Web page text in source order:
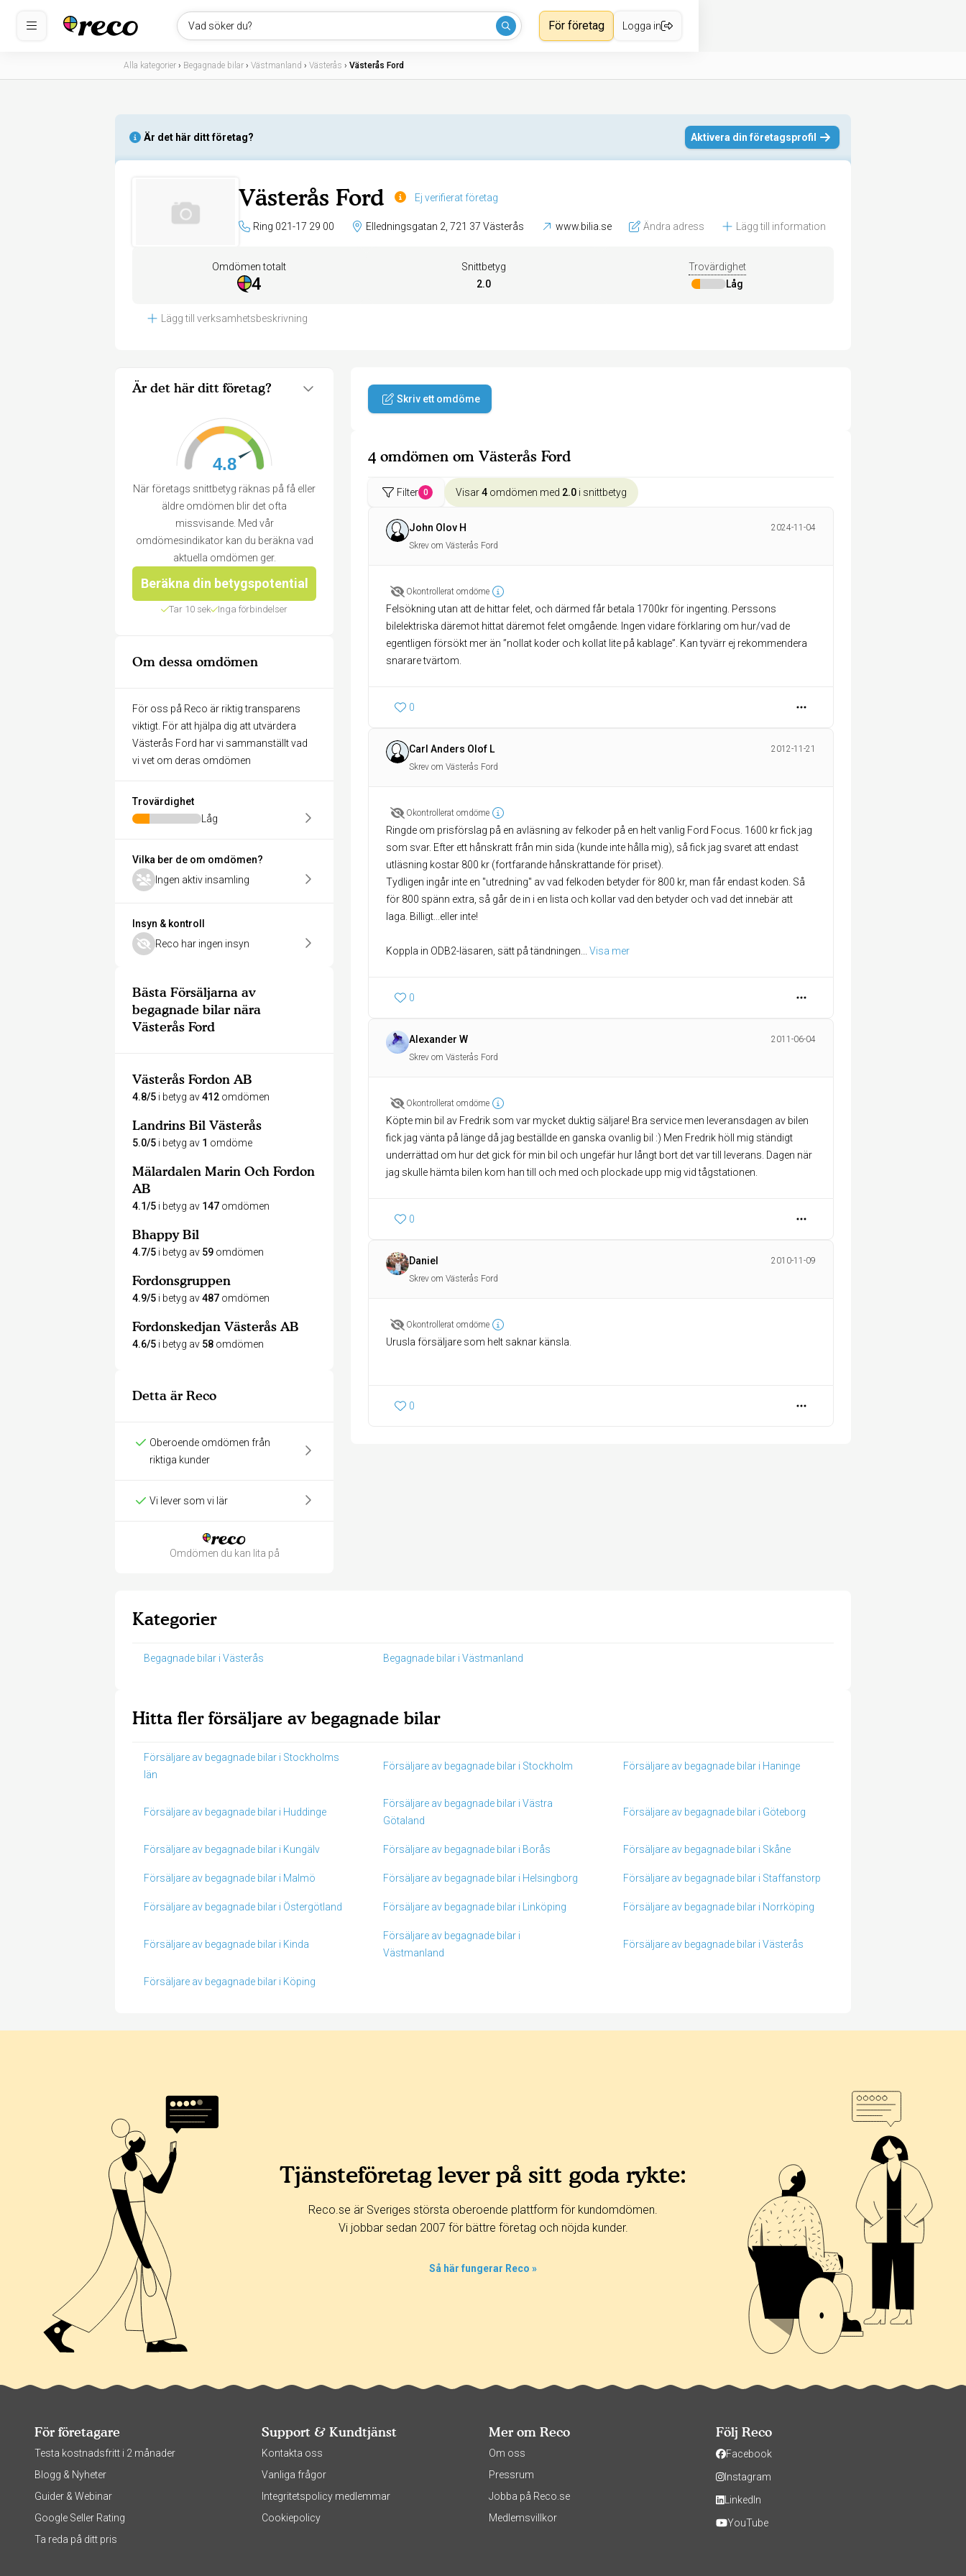
Vad söker du? För företag Logga in
Alla kategorier › Begagnade bilar › Västmanland › Västerås › Västerås Ford
Är det här ditt företag? Aktivera din företagsprofil
Västerås Ford Ej verifierat företag
Ring 021-17 29 00 Elledningsgatan 2, 721 37 Västerås www.bilia.se Ändra adress Lägg till information
Omdömen totalt
4
Snittbetyg
2.0
Trovärdighet
Låg
Lägg till verksamhetsbeskrivning
Är det här ditt företag?
4.8
När företags snittbetyg räknas på få eller
äldre omdömen blir det ofta
missvisande. Med vår
omdömesindikator kan du beräkna vad
aktuella omdömen ger.
Beräkna din betygspotential
Tar 10 sek Inga förbindelser
Om dessa omdömen
För oss på Reco är riktig transparens
viktigt. För att hjälpa dig att utvärdera
Västerås Ford har vi sammanställt vad
vi vet om deras omdömen
Trovärdighet
Låg
Vilka ber de om omdömen?
Ingen aktiv insamling
Insyn & kontroll
Reco har ingen insyn
Bästa Försäljarna av
begagnade bilar nära
Västerås Ford
Västerås Fordon AB
4.8/5 i betyg av412 omdömen
Landrins Bil Västerås
5.0/5 i betyg av 1 omdöme
Mälardalen Marin Och Fordon
AB
4.1/5 i betyg av 147 omdömen
Bhappy Bil
4.7/5 i betyg av 59 omdömen
Fordonsgruppen
4.9/5 i betyg av487 omdömen
Fordonskedjan Västerås AB
4.6/5 i betyg av 58 omdömen
Detta är Reco
Oberoende omdömen från
riktiga kunder
Vi lever som vi lär
Omdömen du kan lita på
Skriv ett omdöme
4 omdömen om Västerås Ford
Filter 0 Visar4 omdömen med 2.0 i snittbetyg
John Olov H
2024-11-04
Skrev om Västerås Ford
Okontrollerat omdöme
Felsökning utan att de hittar felet, och därmed får betala 1700kr för ingenting. Perssons
bilelektriska däremot hittat däremot felet omgående. Ingen vidare förklaring om hur/vad de
egentligen försökt mer än ”nollat koder och kollat lite på kablage”. Kan tyvärr ej rekommendera
snarare tvärtom.
0
Carl Anders Olof L
2012-11-21
Skrev om Västerås Ford
Okontrollerat omdöme
Ringde om prisförslag på en avläsning av felkoder på en helt vanlig Ford Focus. 1600 kr fick jag
som svar. Efter ett hånskratt från min sida (kunde inte hålla mig), så fick jag svaret att endast
utläsning kostar 800 kr (fortfarande hånskrattande för priset).
Tydligen ingår inte en "utredning" av vad felkoden betyder för 800 kr, man får endast koden. Så
för 800 spänn extra, så går de in i en lista och kollar vad den betyder och vad det innebär att
laga. Billigt...eller inte!
Koppla in ODB2-läsaren, sätt på tändningen Visa mer
0
Alexander W
2011-06-04
Skrev om Västerås Ford
Okontrollerat omdöme
Köpte min bil av Fredrik som var mycket duktig säljare! Bra service men leveransdagen av bilen
fick jag vänta på länge då jag beställde en ganska ovanlig bil :) Men Fredrik höll mig ständigt
underrättad om hur det gick för min bil och ungefär hur långt bort det var till leverans. Dagen när
jag skulle hämta bilen kom han till och med och plockade upp mig vid tågstationen.
0
Daniel
2010-11-09
Skrev om Västerås Ford
Okontrollerat omdöme
Urusla försäljare som helt saknar känsla.
0
Kategorier
Begagnade bilar i Västerås Begagnade bilar i Västmanland
Hitta fler försäljare av begagnade bilar
Försäljare av begagnade bilar i Stockholms
län
Försäljare av begagnade bilar i Stockholm Försäljare av begagnade bilar i Haninge
Försäljare av begagnade bilar i Huddinge
Försäljare av begagnade bilar i Västra
Götaland
Försäljare av begagnade bilar i Göteborg
Försäljare av begagnade bilar i Kungälv Försäljare av begagnade bilar i Borås Försäljare av begagnade bilar i Skåne
Försäljare av begagnade bilar i Malmö Försäljare av begagnade bilar i Helsingborg Försäljare av begagnade bilar i Staffanstorp
Försäljare av begagnade bilar i Östergötland Försäljare av begagnade bilar i Linköping Försäljare av begagnade bilar i Norrköping
Försäljare av begagnade bilar i Kinda
Försäljare av begagnade bilar i
Västmanland
Försäljare av begagnade bilar i Västerås
Försäljare av begagnade bilar i Köping
365 dagar 90 dagar
30 dagar
Tjänsteföretag lever på sitt goda rykte:
Reco.se är Sveriges största oberoende plattform för kundomdömen.
Vi jobbar sedan 2007 för bättre företag och nöjda kunder.
Så här fungerar Reco »
För företagare
Testa kostnadsfritt i 2 månader
Blogg & Nyheter
Guider & Webinar
Google Seller Rating
Ta reda på ditt pris
Support & Kundtjänst
Kontakta oss
Vanliga frågor
Integritetspolicy medlemmar
Cookiepolicy
Mer om Reco
Om oss
Pressrum
Jobba på Reco.se
Medlemsvillkor
Följ Reco
Facebook
Instagram
LinkedIn
YouTube